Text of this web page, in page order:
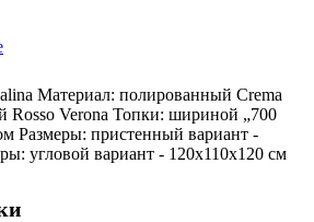
Материал: полированный Crema
Rosso Verona Топки: шириной „700
Размеры: пристенный вариант -
угловой вариант - 120x110x120 см